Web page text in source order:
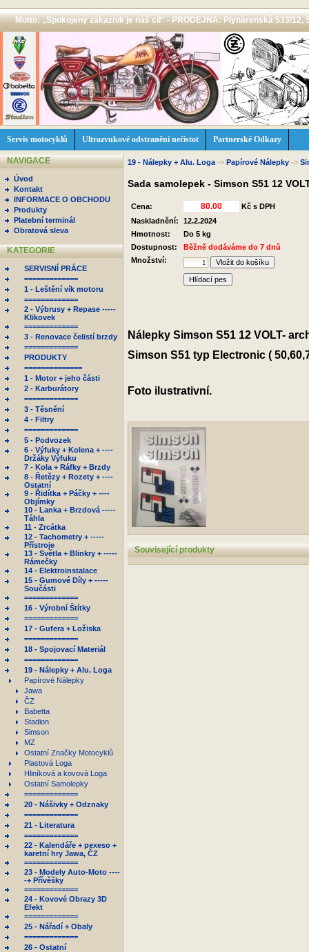
Motto: ,,Spokojený zákazník je náš cíl'' - PRODEJNA: Plynárenská 533/12,
Servis motocyklů Ultrazvukové odstranění nečistot Partnerské Odkazy
NAVIGACE
Úvod
Kontakt
INFORMACE O OBCHODU
Produkty
Platební terminál
Obratová sleva
KATEGORIE
SERVISNÍ PRÁCE
=============
1 - Leštění vík motoru
=============
2 - Výbrusy + Repase -----
Klikovek
=============
3 - Renovace čelistí brzdy
=============
PRODUKTY
==============
1 - Motor + jeho části
2 - Karburátory
=============
3 - Těsnění
4 - Filtry
=============
5 - Podvozek
6 - Výfuky + Kolena + ----
Držáky Výfuku
7 - Kola + Ráfky + Brzdy
8 - Řetězy + Rozety + ----
Ostatní
9 - Řidítka + Páčky + ----
Objímky
10 - Lanka + Brzdová -----
Táhla
11 - Zrcátka
12 - Tachometry + -----
Přístroje
13 - Světla + Blinkry + -----
Rámečky
14 - Elektroinstalace
15 - Gumové Díly + -----
Součásti
=============
16 - Výrobní Štítky
=============
17 - Gufera + Ložiska
=============
18 - Spojovací Materiál
=============
19 - Nálepky + Alu. Loga
Papírové Nálepky
Jawa
ČZ
Babetta
Stadion
Simson
MZ
Ostatní Značky Motocyklů
Plastová Loga
Hliníková a kovová Loga
Ostatní Samolepky
=============
20 - Nášivky + Odznaky
=============
21 - Literatura
=============
22 - Kalendáře + pexeso +
karetní hry Jawa, ČZ
=============
23 - Modely Auto-Moto ----
-+ Přívěšky
=============
24 - Kovové Obrazy 3D
Efekt
=============
25 - Nářadí + Obaly
=============
26 - Ostatní
19 - Nálepky + Alu. Loga -> Papírové Nálepky ->
Sada samolepek - Simson S51 12
Cena:
Kč s DPH
Naskladnění:
12.2.2024
Hmotnost:
Do 5 kg
Dostupnost:
Běžně dodáváme do 7 dnů
Množství:
Hlídací pes
Nálepky Simson S51 12 VOLT-
Simson S51 typ Electronic (
Foto ilustrativní.
Související produkty